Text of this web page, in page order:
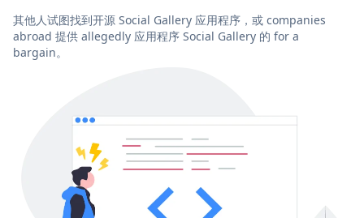
其他人试图找到开源 Social Gallery 应用程序，或 companies
abroad 提供 allegedly 应用程序 Social Gallery 的 for a
bargain。